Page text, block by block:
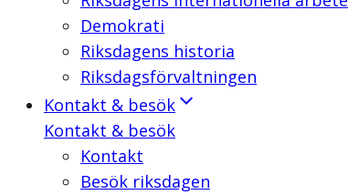
Demokrati
Riksdagens historia
Riksdagsförvaltningen
Kontakt & besök
Kontakt & besök
Kontakt
Besök riksdagen